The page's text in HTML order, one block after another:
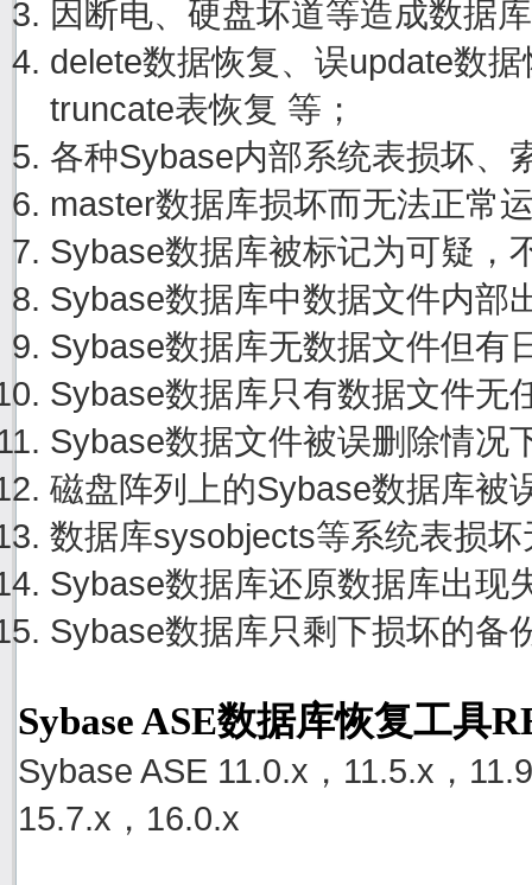
因断电、硬盘坏道等造成数据
delete数据恢复、误update数
truncate表恢复 等；
各种Sybase内部系统表损坏、
master数据库损坏而无法正常
Sybase数据库被标记为可疑，
Sybase数据库中数据文件内部
Sybase数据库无数据文件但有
Sybase数据库只有数据文件无
Sybase数据文件被误删除情况
磁盘阵列上的Sybase数据库被
数据库sysobjects等系统表损
Sybase数据库还原数据库出现
Sybase数据库只剩下损坏的备
Sybase ASE数据库恢复工具
Sybase ASE 11.0.x，11.5.x，
15.7.x，16.0.x